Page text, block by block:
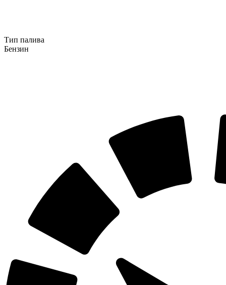
Тип палива
Бензин